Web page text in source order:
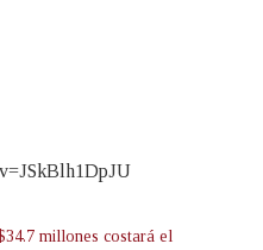
millones costará el